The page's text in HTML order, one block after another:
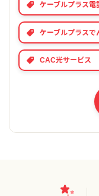
ケーブルプラス電
ケーブルプラスで
CAC光サービス